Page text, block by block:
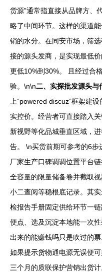
货源”通常指直接从品牌方、
略了中间环节。这样的渠道
销的水分。在同安市场，筛
接的源头发商，是实现最低
更低10%到30%。 且经过合
验。\n\n二、实探批发源头与
上“powered discuz”框架建
实控价。经营者可直接踏入
新视野等化品城垂直区域，
告。 \n买货前期可参考的6
厂家生产口碑调调位置平台
全容量的限量储备卷并截取
小二查阅等稳根底记录。其
检报告手册固定供给环节一
便点、选及沉淀本地能一次
出来的能赚钱吗只是吹过的
如果提示货物通电源无误便
三个月的质联保护营销出货